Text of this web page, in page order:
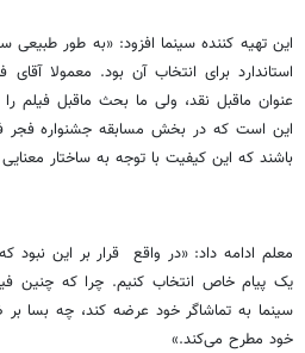
این تهیه کننده سینما افزود: «به طور طبیعی
استاندارد برای انتخاب آن بود. معمولا
عنوان ماقبل نقد، ولی ما بحث ماقبل فیلم
این است که در بخش مسابقه جشنواره فجر
باشند که این کیفیت با توجه به ساختار
معلم ادامه داد: «در واقع قرار بر این
یک پیام خاص انتخاب کنیم. چرا که چنین
سینما به تماشاگر خود عرضه کند، چه بسا
خود مطرح می‌کند.»